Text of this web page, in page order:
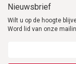
Nieuwsbrief
Wilt u op de hoogte
Word lid van onze